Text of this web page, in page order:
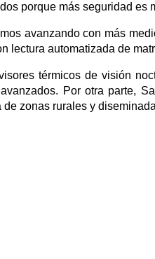
porque más seguridad es
avanzando con más
lectura automatizada de
térmicos de visión
Por otra parte,
zonas rurales y